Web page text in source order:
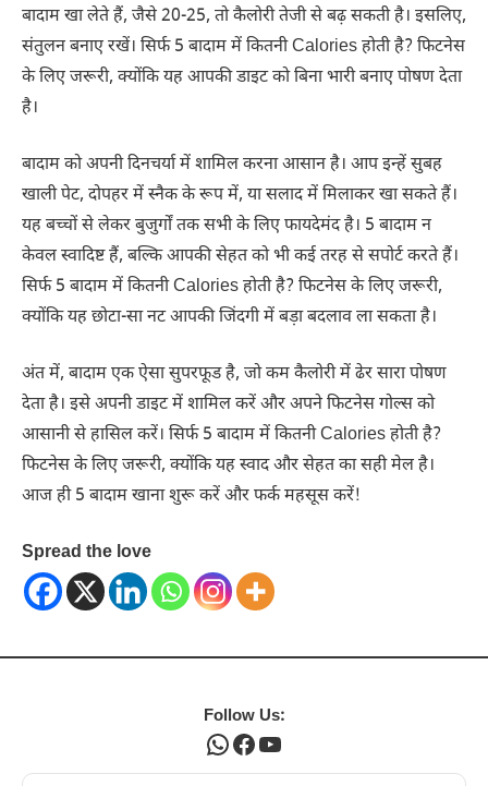
बादाम खा लेते हैं, जैसे 20-25, तो कैलोरी तेजी से बढ़ सकती है। इसलिए,
संतुलन बनाए रखें। सिर्फ 5 बादाम में कितनी Calories होती है? फिटनेस
के लिए जरूरी, क्योंकि यह आपकी डाइट को बिना भारी बनाए पोषण देता
है।
बादाम को अपनी दिनचर्या में शामिल करना आसान है। आप इन्हें सुबह
खाली पेट, दोपहर में स्नैक के रूप में, या सलाद में मिलाकर खा सकते हैं।
यह बच्चों से लेकर बुजुर्गों तक सभी के लिए फायदेमंद है। 5 बादाम न
केवल स्वादिष्ट हैं, बल्कि आपकी सेहत को भी कई तरह से सपोर्ट करते हैं।
सिर्फ 5 बादाम में कितनी Calories होती है? फिटनेस के लिए जरूरी,
क्योंकि यह छोटा-सा नट आपकी जिंदगी में बड़ा बदलाव ला सकता है।
अंत में, बादाम एक ऐसा सुपरफूड है, जो कम कैलोरी में ढेर सारा पोषण
देता है। इसे अपनी डाइट में शामिल करें और अपने फिटनेस गोल्स को
आसानी से हासिल करें। सिर्फ 5 बादाम में कितनी Calories होती है?
फिटनेस के लिए जरूरी, क्योंकि यह स्वाद और सेहत का सही मेल है।
आज ही 5 बादाम खाना शुरू करें और फर्क महसूस करें!
Spread the love
Follow Us:
WhatsApp
Facebook
YouTube